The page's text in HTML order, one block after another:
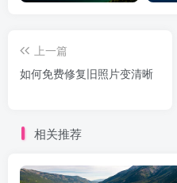
上一篇
如何免费修复旧照片变清晰
相关推荐